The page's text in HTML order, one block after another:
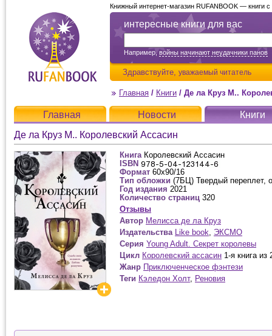
интересные книги для вас
Например,войны начинают неудачники панов
Здравствуйте, уважаемый читатель
Книжный интернет-магазин RUFANBOOK — книги
Главная / Книги / Де ла Круз М..
Главная Новости
Книги
Де ла Круз М.. Королевский Ассасин
Книга Королевский Ассасин
ISBN
Формат 60x90/16
Тип обложки (7БЦ) Твердый переплет,
Год издания 2021
Количество страниц 320
Отзывы
Автор Мелисса де ла Круз
Издательства Like book, ЭКСМО
Серия Young Adult. Секрет королевы
Цикл Королевский ассасин 1-я книга из
Жанр Приключенческое фэнтези
Теги Кэледон Холт, Реновия